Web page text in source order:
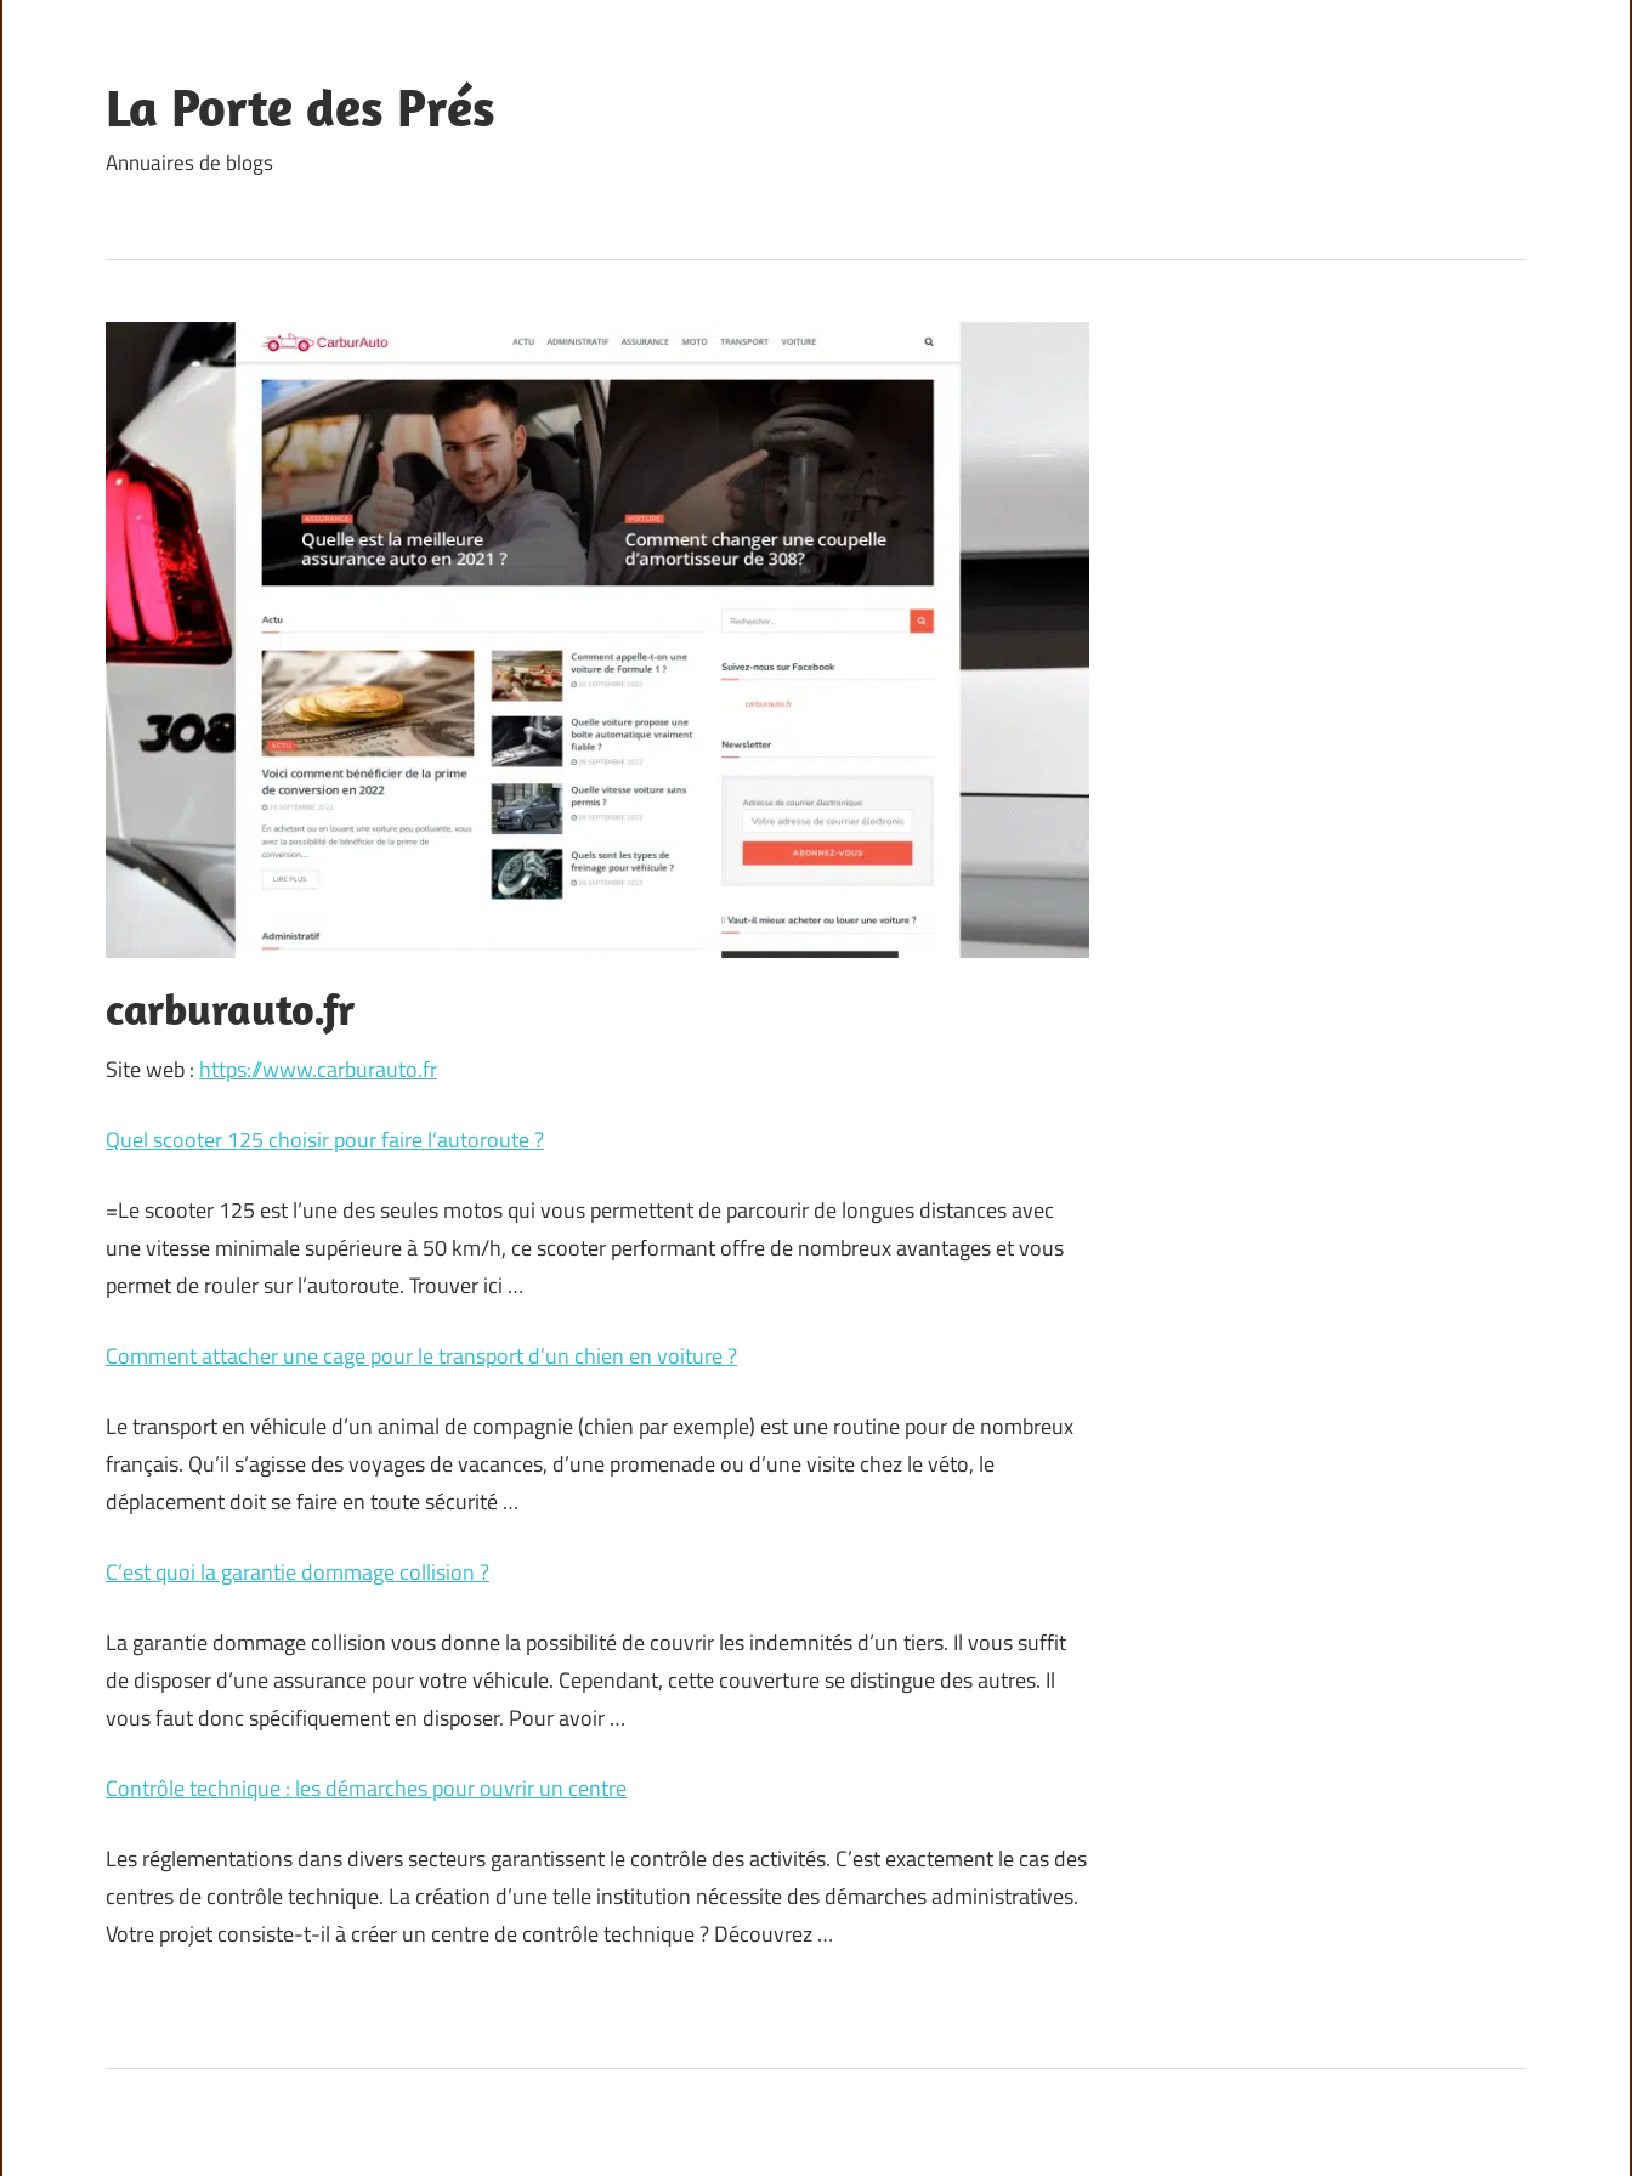
content
La Porte des Prés
Annuaires de blogs
carburauto.fr
Site web : https://www.carburauto.fr
Quel scooter 125 choisir pour faire l’autoroute ?
=Le scooter 125 est l’une des seules motos qui vous permettent de parcourir de longues distances avec
une vitesse minimale supérieure à 50 km/h, ce scooter performant offre de nombreux avantages et vous
permet de rouler sur l’autoroute. Trouver ici …
Comment attacher une cage pour le transport d’un chien en voiture ?
Le transport en véhicule d’un animal de compagnie (chien par exemple) est une routine pour de nombreux
français. Qu’il s’agisse des voyages de vacances, d’une promenade ou d’une visite chez le véto, le
déplacement doit se faire en toute sécurité …
C’est quoi la garantie dommage collision ?
La garantie dommage collision vous donne la possibilité de couvrir les indemnités d’un tiers. Il vous suffit
de disposer d’une assurance pour votre véhicule. Cependant, cette couverture se distingue des autres. Il
vous faut donc spécifiquement en disposer. Pour avoir …
Contrôle technique : les démarches pour ouvrir un centre
Les réglementations dans divers secteurs garantissent le contrôle des activités. C’est exactement le cas des
centres de contrôle technique. La création d’une telle institution nécessite des démarches administratives.
Votre projet consiste-t-il à créer un centre de contrôle technique ? Découvrez …